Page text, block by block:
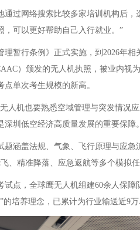
过网络搜索比较多家培训机构后
，可以更好帮助自己入行就业。”
理暂行条例》正式实施，到2026年
）颁发的无人机执照，被业内视
单次考生规模的新高。
人机也要熟悉空域管理与突发情况
圳低空经济高质量发展的重要保障。
题涵盖法规、气象、飞行原理与应
、精准降落、应急返航等多个模拟任
试点，全球鹰无人机组建60余人保
培养理念，已累计为行业输送近9万